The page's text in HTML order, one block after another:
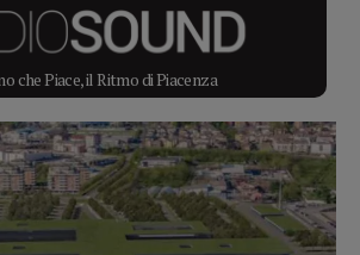
che Piace, il Ritmo di Piacenza